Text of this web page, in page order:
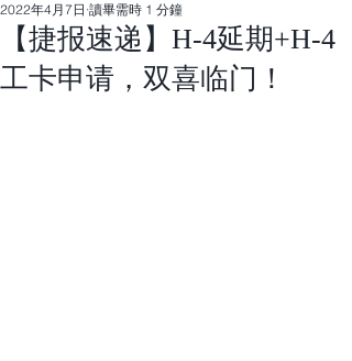
【捷报速递】H-4延期+H-4
工卡申请，双喜临门！
2022年4月7日 讀畢需時 1 分鐘